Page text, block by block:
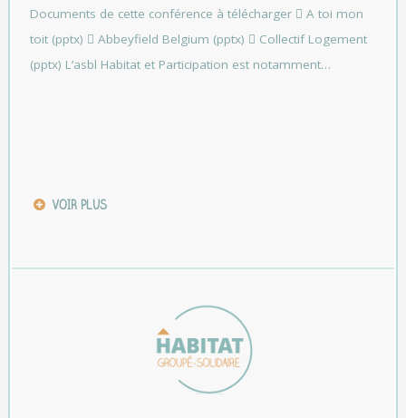
Documents de cette conférence à télécharger  A toi mon
toit (pptx)  Abbeyfield Belgium (pptx)  Collectif Logement
(pptx) L’asbl Habitat et Participation est notamment…
VOIR PLUS